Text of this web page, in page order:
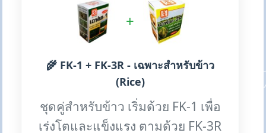
+
🌾 FK-1 + FK-3R - เฉพาะสำหรับข้าว
(Rice)
ชุดคู่สำหรับข้าว เริ่มด้วย FK-1 เพื่อ
เร่งโตและแข็งแรง ตามด้วย FK-3R